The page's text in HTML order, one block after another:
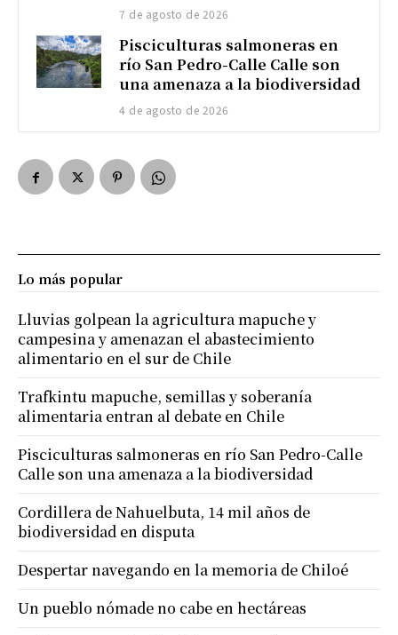
7 de agosto de 2026
Pisciculturas salmoneras en
río San Pedro-Calle Calle son
una amenaza a la biodiversidad
4 de agosto de 2026
Lo más popular
Lluvias golpean la agricultura mapuche y
campesina y amenazan el abastecimiento
alimentario en el sur de Chile
Trafkintu mapuche, semillas y soberanía
alimentaria entran al debate en Chile
Pisciculturas salmoneras en río San Pedro-Calle
Calle son una amenaza a la biodiversidad
Cordillera de Nahuelbuta, 14 mil años de
biodiversidad en disputa
Despertar navegando en la memoria de Chiloé
Un pueblo nómade no cabe en hectáreas